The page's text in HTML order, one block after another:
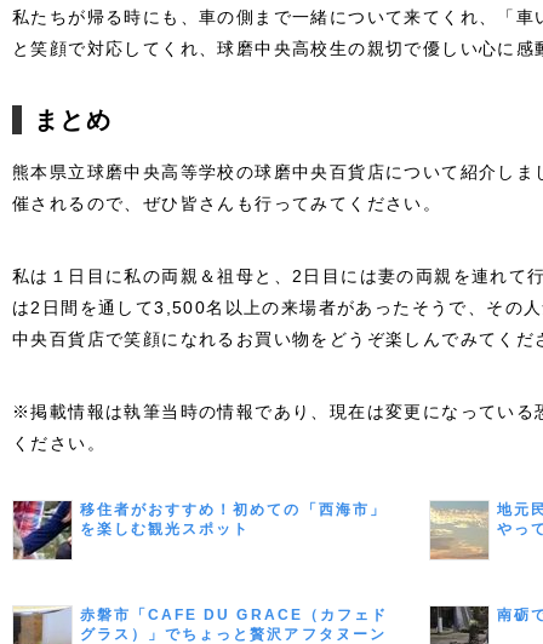
私たちが帰る時にも、車の側まで一緒について来てくれ、「
と笑顔で対応してくれ、球磨中央高校生の親切で優しい心に感
まとめ
熊本県立球磨中央高等学校の球磨中央百貨店について紹介し
催されるので、ぜひ皆さんも行ってみてください。
私は１日目に私の両親＆祖母と、2日目には妻の両親を連れて
は2日間を通して3,500名以上の来場者があったそうで、その
中央百貨店で笑顔になれるお買い物をどうぞ楽しんでみてくだ
※掲載情報は執筆当時の情報であり、現在は変更になっている
ください。
移住者がおすすめ！初めての「西海市」
を楽しむ観光スポット
地元
やっ
赤磐市「CAFE DU GRACE（カフェド
グラス）」でちょっと贅沢アフタヌーン
南砺